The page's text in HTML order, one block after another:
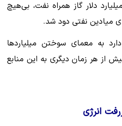
نفت ایران، سالی بود که ۱۰ میلیارد دلار گاز همراه نفت، بی‌هیچ
میادین نفتی دود شد.
به معمای سوختن میلیاردها
از هر زمان دیگری به این منابع
انرژی